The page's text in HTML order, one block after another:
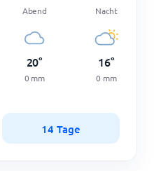
Abend
20°
0 mm
Nacht
16°
0 mm
14 Tage